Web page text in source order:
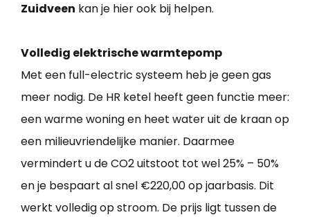
Zuidveen kan je hier ook bij helpen.
Volledig elektrische warmtepomp
Met een full-electric systeem heb je geen gas
meer nodig. De HR ketel heeft geen functie meer:
een warme woning en heet water uit de kraan op
een milieuvriendelijke manier. Daarmee
vermindert u de CO2 uitstoot tot wel 25% – 50%
en je bespaart al snel €220,00 op jaarbasis. Dit
werkt volledig op stroom. De prijs ligt tussen de